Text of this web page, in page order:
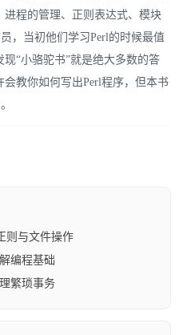
程的管理、正则表达式、模块
，当初他们学习Perl的时候最值
“小骆驼书”就是绝大多数的答
教你如何写出Perl程序，但本书
则与文件操作
编程基础
繁琐事务